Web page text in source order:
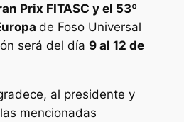
Prix FITASC y el 53º
de Foso Universal
será del día 9 al 12 de
al presidente y
mencionadas